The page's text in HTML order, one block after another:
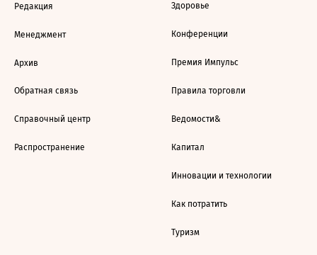
Редакция
Менеджмент
Архив
Обратная связь
Справочный центр
Распространение
Здоровье
Конференции
Премия Импульс
Правила торговли
Ведомости&
Капитал
Инновации и технологии
Как потратить
Туризм